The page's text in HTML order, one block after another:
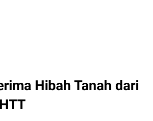
Hibah Tanah dari